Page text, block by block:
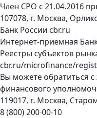
Член СРО с 21.04.2016
107078, г. Москва,
Банк России cbr.ru
Интернет-приемная
Реестры субъектов
cbr.ru/microfinance/
Вы можете обратиться
финансового
119017, г. Москва,
8 (800) 200-00-10